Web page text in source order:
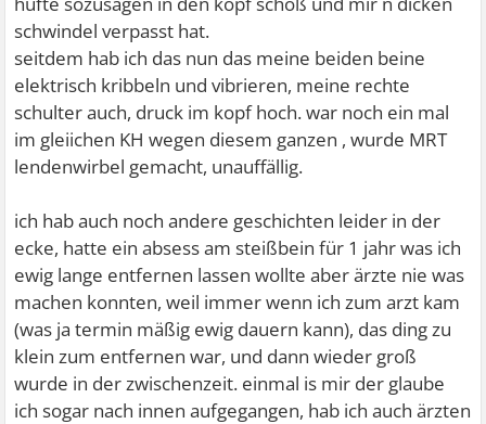
schwindel verpasst hat.
seitdem hab ich das nun das meine beiden beine
elektrisch kribbeln und vibrieren, meine rechte
schulter auch, druck im kopf hoch. war noch ein mal
im gleiichen KH wegen diesem ganzen , wurde MRT
lendenwirbel gemacht, unauffällig.
ich hab auch noch andere geschichten leider in der
ecke, hatte ein absess am steißbein für 1 jahr was ich
ewig lange entfernen lassen wollte aber ärzte nie was
machen konnten, weil immer wenn ich zum arzt kam
(was ja termin mäßig ewig dauern kann), das ding zu
klein zum entfernen war, und dann wieder groß
wurde in der zwischenzeit. einmal is mir der glaube
ich sogar nach innen aufgegangen, hab ich auch ärzten